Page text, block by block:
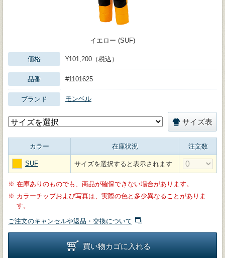
イエロー (SUF)
価格 ¥101,200（税込）
品番 #1101625
ブランド モンベル
サイズ表
カラー 在庫状況 注文数
SUF サイズを選択すると表示されます
※ 在庫ありのものでも、商品が確保できない場合があります。
※ カラーチップおよび写真は、実際の色と多少異なることがありま
す。
ご注文のキャンセルや返品・交換について
買い物カゴに入れる